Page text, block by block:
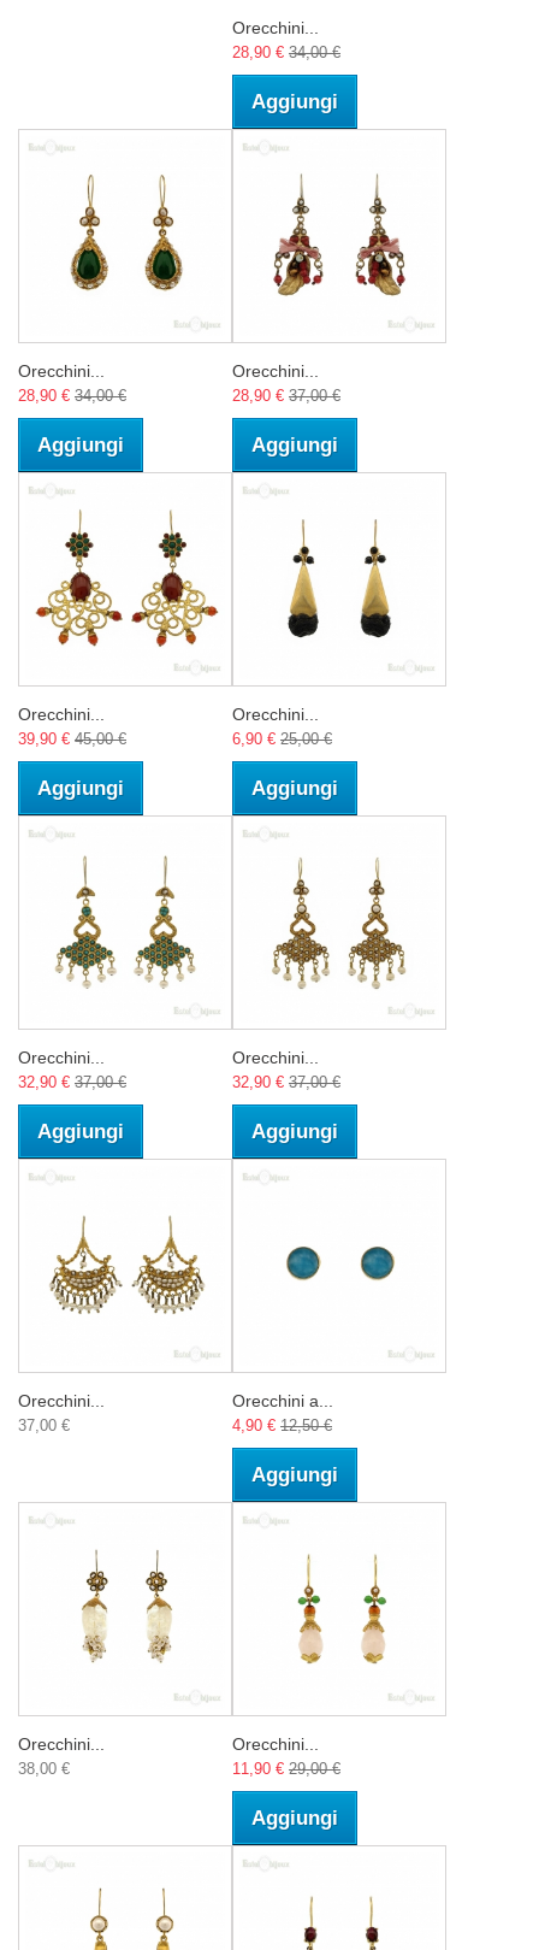
Orecchini...
28,90 € 34,00 €
Aggiungi
Orecchini...
28,90 € 34,00 €
Aggiungi
Orecchini...
28,90 € 37,00 €
Aggiungi
Orecchini...
39,90 € 45,00 €
Aggiungi
Orecchini...
6,90 € 25,00 €
Aggiungi
Orecchini...
32,90 € 37,00 €
Aggiungi
Orecchini...
32,90 € 37,00 €
Aggiungi
Orecchini...
37,00 €
Orecchini a...
4,90 € 12,50 €
Aggiungi
Orecchini...
38,00 €
Orecchini...
11,90 € 29,00 €
Aggiungi